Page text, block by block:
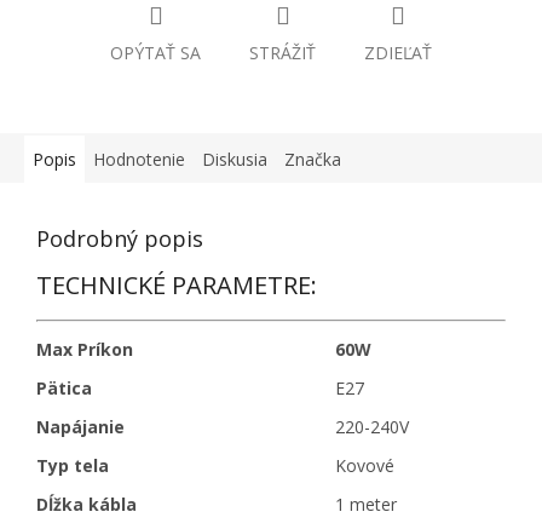
OPÝTAŤ SA STRÁŽIŤ ZDIEĽAŤ
Popis Hodnotenie Diskusia Značka
Podrobný popis
TECHNICKÉ PARAMETRE:
Max Príkon
60W
Pätica
E27
Napájanie
220-240V
Typ tela
Kovové
Dĺžka kábla
1 meter